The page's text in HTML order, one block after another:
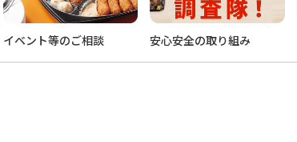
イベント等のご相談 安心安全の取り組み